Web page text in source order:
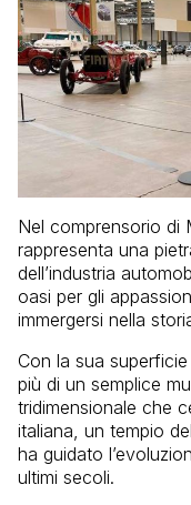
Nel comprensorio di
rappresenta una
dell’industria
oasi per gli
immergersi nella
Con la sua
più di un semplice
tridimensionale che
italiana, un tempio
ha guidato
ultimi secoli.